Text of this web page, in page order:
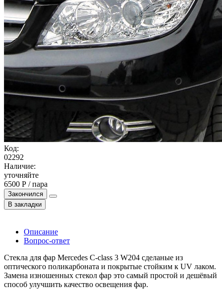
Код:
02292
Наличие:
уточняйте
6500 Р / пара
Закончился
В закладки
Описание
Вопрос-ответ
Стекла для фар Mercedes C-class 3 W204 сделаные из
оптического поликарбоната и покрытые стойким к UV лаком.
Замена изношенных стекол фар это самый простой и дешёвый
способ улучшить качество освещения фар.